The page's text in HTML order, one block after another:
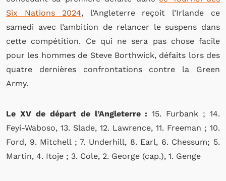
Six Nations 2024, l’Angleterre reçoit l’Irlande ce
samedi avec l’ambition de relancer le suspens dans
cette compétition. Ce qui ne sera pas chose facile
pour les hommes de Steve Borthwick, défaits lors des
quatre dernières confrontations contre la Green
Army.
Le XV de départ de l’Angleterre : 15. Furbank ; 14.
Feyi-Waboso, 13. Slade, 12. Lawrence, 11. Freeman ; 10.
Ford, 9. Mitchell ; 7. Underhill, 8. Earl, 6. Chessum; 5.
Martin, 4. Itoje ; 3. Cole, 2. George (cap.), 1. Genge